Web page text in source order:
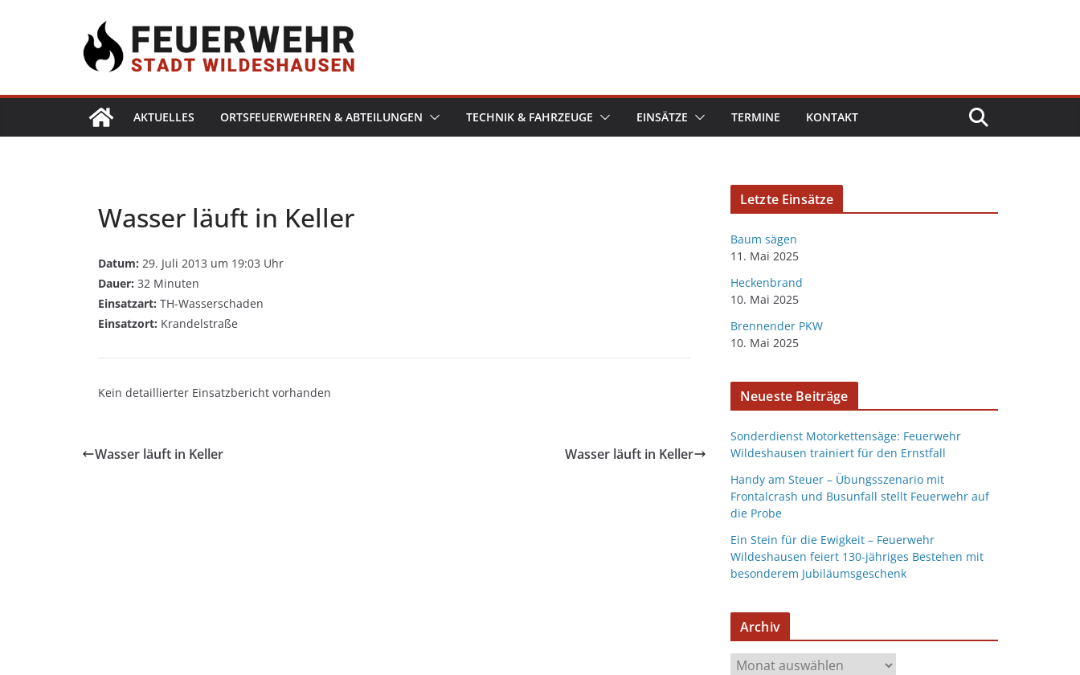
AKTUELLES ORTSFEUERWEHREN & ABTEILUNGEN TECHNIK & FAHRZEUGE EINSÄTZE TERMINE KONTAKT
Wasser läuft in Keller
Datum: 29. Juli 2013 um 19:03 Uhr
Dauer: 32 Minuten
Einsatzart: TH-Wasserschaden
Einsatzort: Krandelstraße
Kein detaillierter Einsatzbericht vorhanden
Wasser läuft in Keller Wasser läuft in Keller
Letzte Einsätze
Baum sägen
11. Mai 2025
Heckenbrand
10. Mai 2025
Brennender PKW
10. Mai 2025
Neueste Beiträge
Sonderdienst Motorkettensäge: Feuerwehr
Wildeshausen trainiert für den Ernstfall
Handy am Steuer – Übungsszenario mit
Frontalcrash und Busunfall stellt Feuerwehr auf
die Probe
Ein Stein für die Ewigkeit – Feuerwehr
Wildeshausen feiert 130-jähriges Bestehen mit
besonderem Jubiläumsgeschenk
Archiv